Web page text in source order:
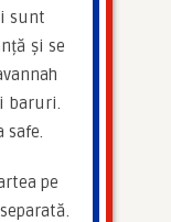
sunt
și se
baruri.
safe.
pe